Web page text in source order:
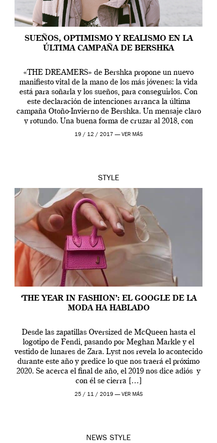
SUEÑOS, OPTIMISMO Y REALISMO EN LA
ÚLTIMA CAMPAÑA DE BERSHKA
«THE DREAMERS» de Bershka propone un nuevo
manifiesto vital de la mano de los más jóvenes: la vida
está para soñarla y los sueños, para conseguirlos. Con
este declaración de intenciones arranca la última
campaña Otoño-Invierno de Bershka. Un mensaje claro
y rotundo. Una buena forma de cruzar al 2018, con
pensamientos positivos, sabiendo que va […]
19 / 12 / 2017 — VER MÁS
STYLE
‘THE YEAR IN FASHION’: EL GOOGLE DE LA
MODA HA HABLADO
Desde las zapatillas Oversized de McQueen hasta el
logotipo de Fendi, pasando por Meghan Markle y el
vestido de lunares de Zara. Lyst nos revela lo acontecido
durante este año y predice lo que nos traerá el próximo
2020. Se acerca el final de año, el 2019 nos dice adiós y
con él se cierra […]
25 / 11 / 2019 — VER MÁS
NEWS STYLE